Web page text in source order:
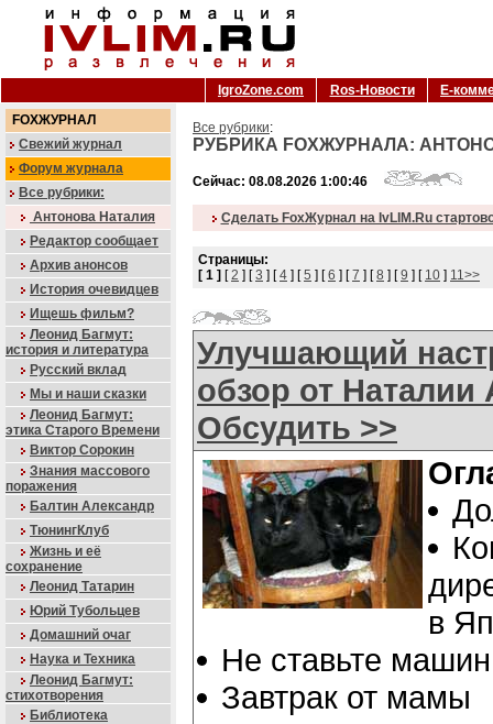
IgroZone.com Ros-Новости
Е-
FOXЖУРНАЛ
Свежий журнал
Форум журнала
Все рубрики:
Антонова Наталия
Редактор сообщает
Архив анонсов
История очевидцев
Ищешь фильм?
Леонид Багмут:
история и литература
Русский вклад
Мы и наши сказки
Леонид Багмут:
этика Старого Времени
Виктор Сорокин
Знания массового
поражения
Балтин Александр
ТюнингКлуб
Жизнь и её
сохранение
Леонид Татарин
Юрий Тубольцев
Домашний очаг
Наука и Техника
Леонид Багмут:
стихотворения
Библиотека
Все рубрики:
РУБРИКА FOXЖУРНАЛА:
Сейчас: 08.08.2026 1:00:46
Сделать FoxЖурнал на IvLIM.Ru
Страницы:
[ 1 ] [2 ] [3 ] [4 ] [5 ] [6 ] [7 ] [8 ] [9 ] [ 10 ] 11>>
Улучшающий
обзор от Наталии
Обсудить >>
в
Не ставьте
Завтрак от мамы